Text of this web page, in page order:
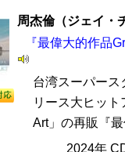
周杰倫（ジェイ・
『最偉大的作品
台湾スーパース
リース大ヒッ
Art」の再販『
2024年